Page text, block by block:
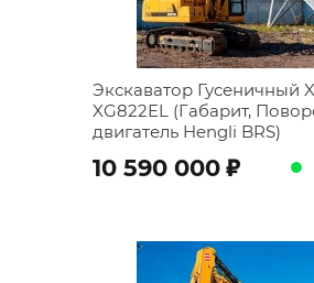
Экскаватор Гусеничный
XG822EL (Габарит,
двигатель Hengli BRS)
10 590 000 ;